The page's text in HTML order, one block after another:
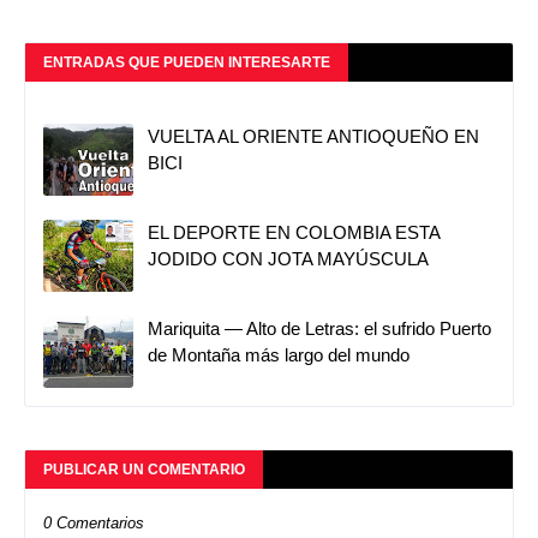
ENTRADAS QUE PUEDEN INTERESARTE
VUELTA AL ORIENTE ANTIOQUEÑO EN
BICI
EL DEPORTE EN COLOMBIA ESTA
JODIDO CON JOTA MAYÚSCULA
Mariquita — Alto de Letras: el sufrido Puerto
de Montaña más largo del mundo
PUBLICAR UN COMENTARIO
0 Comentarios